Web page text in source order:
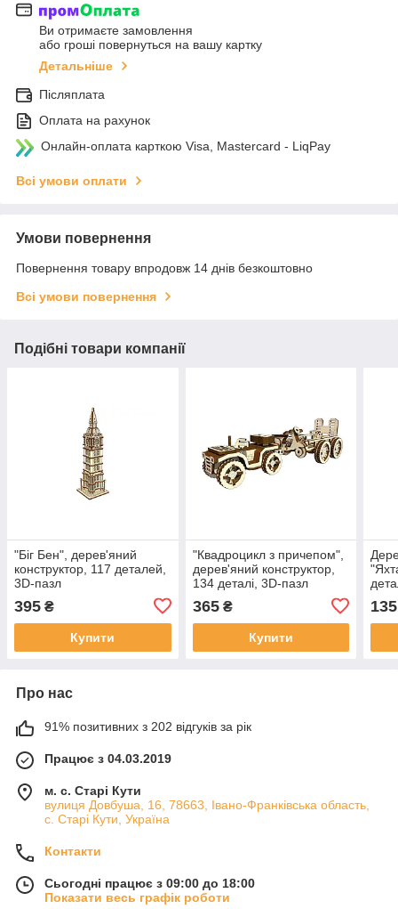
Ви отримаєте замовлення
або гроші повернуться на вашу картку
Детальніше
Післяплата
Оплата на рахунок
Онлайн-оплата карткою Visa, Mastercard - LiqPay
Всі умови оплати
Умови повернення
Повернення товару впродовж 14 днів безкоштовно
Всі умови повернення
Подібні товари компанії
"Біг Бен", дерев'яний
конструктор, 117 деталей,
3D-пазл
395 ₴
Купити
"Квадроцикл з причепом",
дерев'яний конструктор,
134 деталі, 3D-пазл
365₴
Купити
135
Про нас
91% позитивних з 202 відгуків за рік
Працює з 04.03.2019
м. с. Старі Кути
вулиця Довбуша, 16, 78663, Івано-Франківська область,
с. Старі Кути, Україна
Контакти
Сьогодні працює з 09:00 до 18:00
Показати весь графік роботи